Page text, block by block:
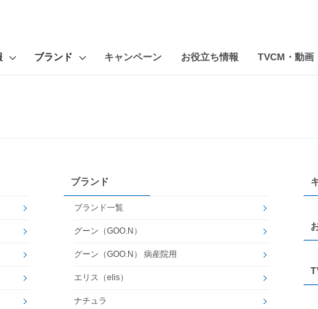
ブランド キャンペーン お役立ち情報 TVCM・動画
ブランド
ブランド一覧
グーン（GOO.N）
グーン（GOO.N） 病産院用
エリス（elis）
ナチュラ